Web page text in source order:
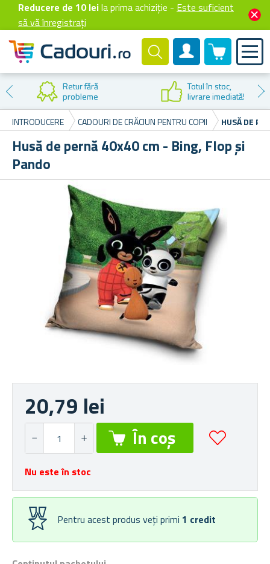
Reducere de 10 leila prima achiziție - Este suficient
să vă înregistrați
Cont client
0 produselor
Retur fără
probleme
Totul în stoc,
livrare imediată!
INTRODUCERE
CADOURI DE CRĂCIUN PENTRU COPII HUSĂ DE
Husă de pernă 40x40 cm - Bing, Flop și
Pando
20,79 lei
Nu este în stoc
Pentru acest produs veți primi 1 credit